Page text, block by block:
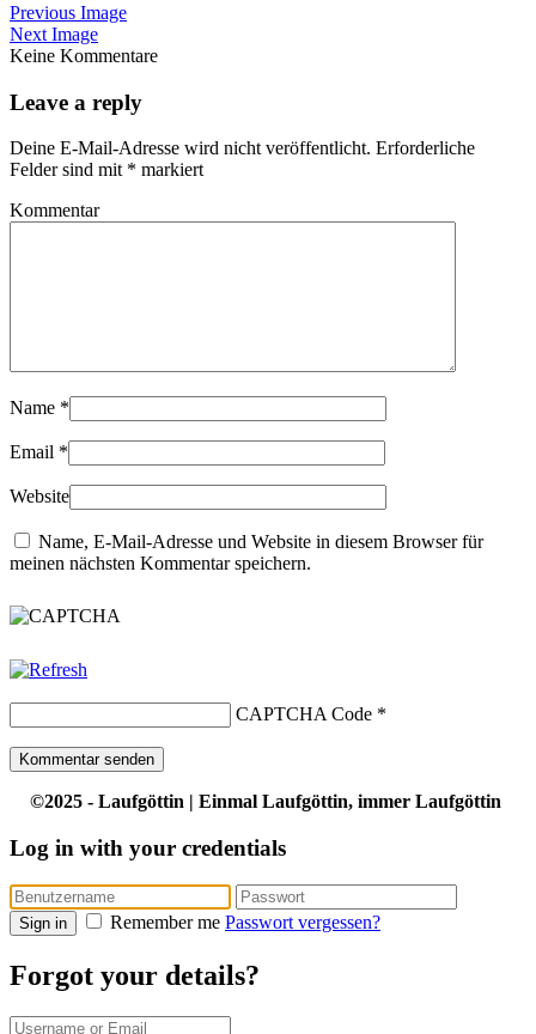
Previous Image
Next Image
Keine Kommentare
Leave a reply
Deine E-Mail-Adresse wird nicht veröffentlicht. Erforderliche
Felder sind mit * markiert
Kommentar
Name *
Email *
Website
Name, E-Mail-Adresse und Website in diesem Browser für
meinen nächsten Kommentar speichern.
CAPTCHA Code *
©2025 - Laufgöttin | Einmal Laufgöttin, immer Laufgöttin
Log in with your credentials
Sign in Remember me Passwort vergessen?
Forgot your details?